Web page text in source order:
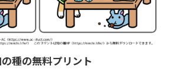
種の無料プリント